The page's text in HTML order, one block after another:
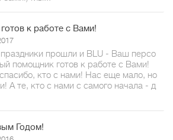
к работе с Вами!
прошли и BLU - Ваш персо
помощник готов к работе с Вами!
кто с нами! Нас еще мало, но
А те, кто с нами с самого начала - д
Годом!